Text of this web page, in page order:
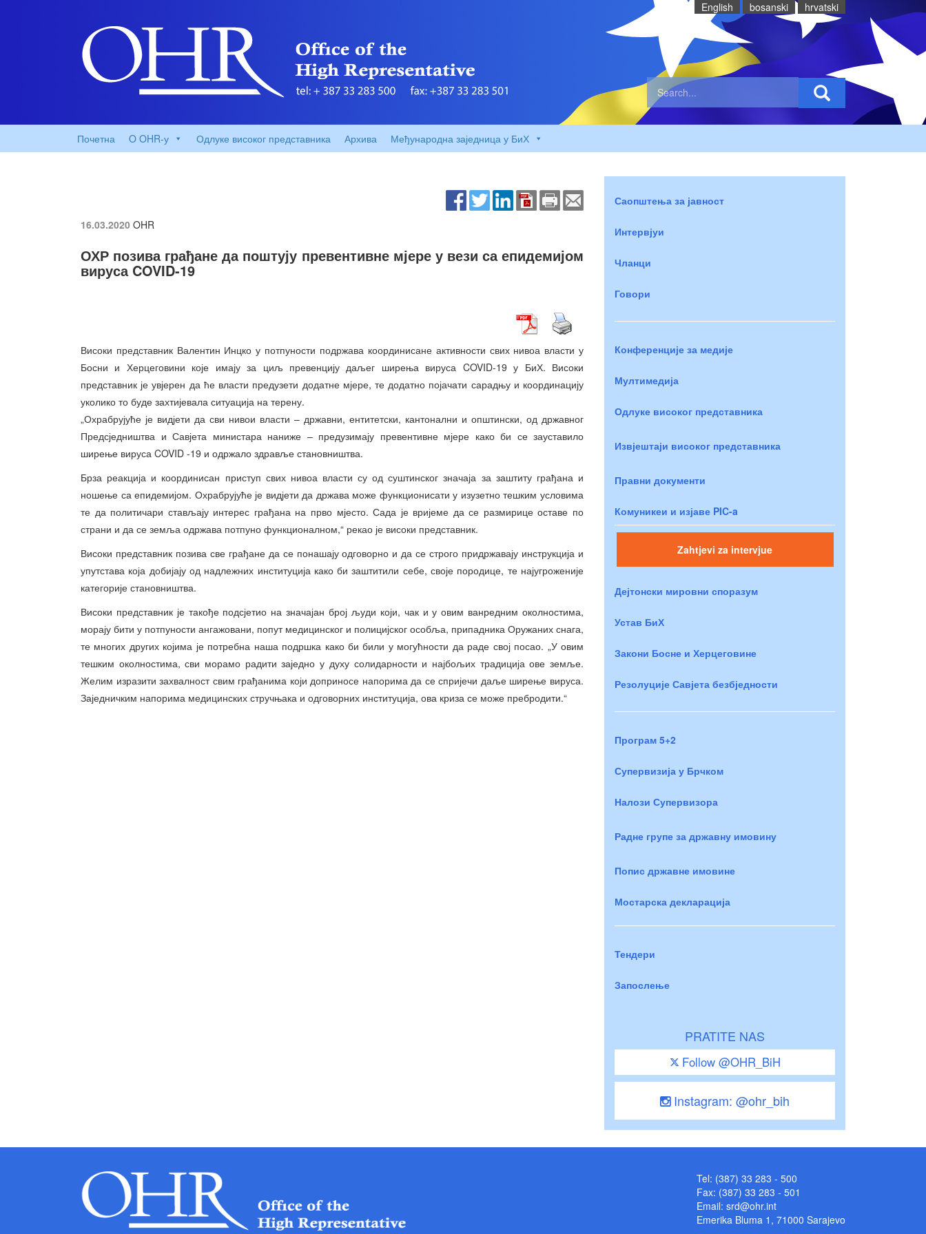
English bosanski hrvatski
Почетна O OHR-у Одлуке високог представника Архива Међународна заједница у БиХ
16.03.2020 OHR
ОХР позива грађане да поштују превентивне мјере у вези са епидемијом
вируса COVID-19
Високи представник Валентин Инцко у потпуности подржава координисане активности свих нивоа власти у
Босни и Херцеговини које имају за циљ превенцију даљег ширења вируса COVID-19 у БиХ. Високи
представник је увјерен да ће власти предузети додатне мјере, те додатно појачати сарадњу и координацију
уколико то буде захтијевала ситуација на терену.
„Охрабрујуће је видјети да сви нивои власти – државни, ентитетски, кантонални и општински, од државног
Предсједништва и Савјета министара наниже – предузимају превентивне мјере како би се зауставило
ширење вируса COVID -19 и одржало здравље становништва.
Брза реакција и координисан приступ свих нивоа власти су од суштинског значаја за заштиту грађана и
ношење са епидемијом. Охрабрујуће је видјети да држава може функционисати у изузетно тешким условима
те да политичари стављају интерес грађана на прво мјесто. Сада је вријеме да се размирице оставе по
страни и да се земља одржава потпуно функционалном,“ рекао је високи представник.
Високи представник позива све грађане да се понашају одговорно и да се строго придржавају инструкција и
упутстава која добијају од надлежних институција како би заштитили себе, своје породице, те најугроженије
категорије становништва.
Високи представник је такође подсјетио на значајан број људи који, чак и у овим ванредним околностима,
морају бити у потпуности ангажовани, попут медицинског и полицијског особља, припадника Оружаних снага,
те многих других којима је потребна наша подршка како би били у могућности да раде свој посао. „У овим
тешким околностима, сви морамо радити заједно у духу солидарности и најбољих традиција ове земље.
Желим изразити захвалност свим грађанима који доприносе напорима да се спријечи даље ширење вируса.
Заједничким напорима медицинских стручњака и одговорних институција, ова криза се може пребродити.“
Саопштења за јавност
Интервјуи
Чланци
Говори
Конференције за медије
Мултимедија
Одлуке високог представника
Извјештаји високог представника
Правни документи
Комуникеи и изјаве PIC-a
Zahtjevi za intervjue
Дејтонски мировни споразум
Устав БиХ
Закони Босне и Херцеговине
Резолуције Савјета безбједности
Програм 5+2
Супервизија у Брчком
Налози Супервизора
Радне групе за државну имовину
Попис државне имовине
Мостарска декларација
Тендери
Запослење
PRATITE NAS
Follow @OHR_BiH
Instagram: @ohr_bih
Tel: (387) 33 283 - 500
Fax: (387) 33 283 - 501
Email: srd@ohr.int
Emerika Bluma 1, 71000 Sarajevo